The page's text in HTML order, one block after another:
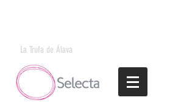
La Trufa de Álava